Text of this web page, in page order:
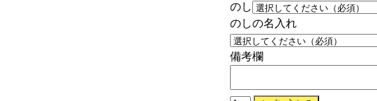
のし
のしの名入れ
備考欄